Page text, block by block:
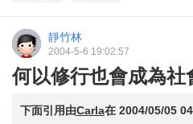
靜竹林
2004-5-6 19:02:57
何以修行也會成為社
下面引用由Carla在 2004/05/05